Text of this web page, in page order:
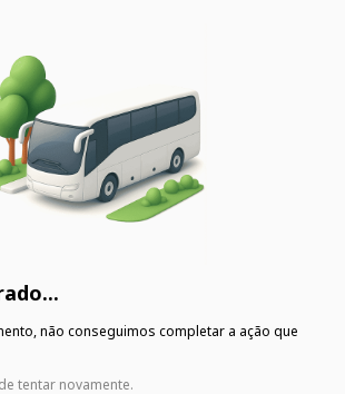
não conseguimos completar a ação que
tentar novamente.